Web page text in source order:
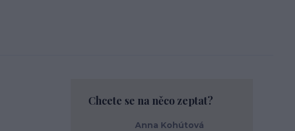
Chcete se na něco zeptat?
Anna Kohútová